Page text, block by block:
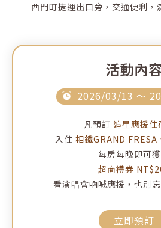
西門町捷運出口旁，交通便利，
活動內
2026/03/13 ～
凡預訂 追星應援住
入住 相鐵GRAND FRESA
每房每晚即可
超商禮券
看演唱會吶喊應援，也別
立即預訂